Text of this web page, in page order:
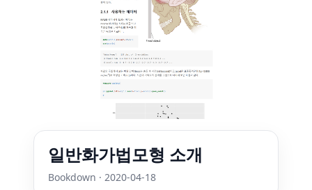
일반화가법모형 소개
Bookdown · 2020-04-18